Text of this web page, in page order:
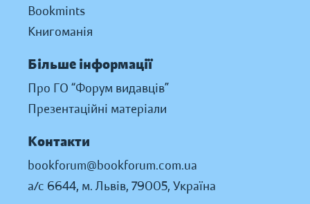
Bookmints
Книгоманія
Більше інформації
Про ГО “Форум видавців”
Презентаційні матеріали
Контакти
bookforum@bookforum.com.ua
а/с 6644, м. Львів, 79005, Україна